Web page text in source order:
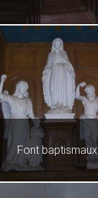
Font baptismaux